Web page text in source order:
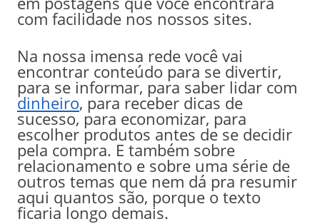
com facilidade nos nossos sites.
Na nossa imensa rede você vai
encontrar conteúdo para se divertir,
para se informar, para saber lidar com
dinheiro, para receber dicas de
sucesso, para economizar, para
escolher produtos antes de se decidir
pela compra. E também sobre
relacionamento e sobre uma série de
outros temas que nem dá pra resumir
aqui quantos são, porque o texto
ficaria longo demais.